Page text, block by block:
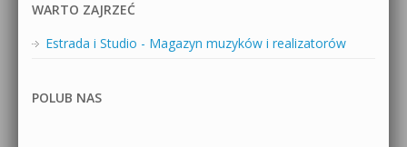
WARTO ZAJRZEĆ
Estrada i Studio - Magazyn muzyków i realizatorów
POLUB NAS